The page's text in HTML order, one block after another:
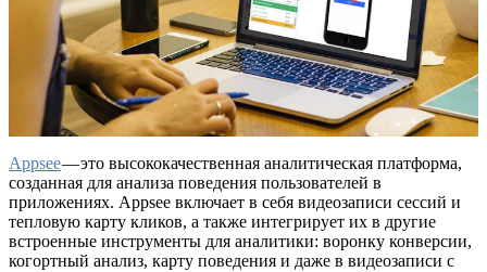
Appsee— это высококачественная аналитическая платформа,
созданная для анализа поведения пользователей в
приложениях. Appsee включает в себя видеозаписи сессий и
тепловую карту кликов, а также интегрирует их в другие
встроенные инструменты для аналитики: воронку конверсии,
когортный анализ, карту поведения и даже в видеозаписи с